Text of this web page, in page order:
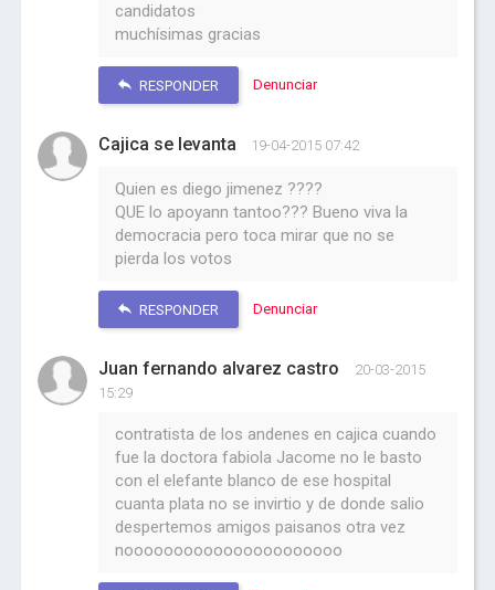
candidatos
muchísimas gracias
RESPONDER Denunciar
Cajica se levanta 19-04-2015 07:42
Quien es diego jimenez ????
QUE lo apoyann tantoo??? Bueno viva la
democracia pero toca mirar que no se
pierda los votos
RESPONDER Denunciar
Juan fernando alvarez castro
20-03-2015
15:29
contratista de los andenes en cajica cuando
fue la doctora fabiola Jacome no le basto
con el elefante blanco de ese hospital
cuanta plata no se invirtio y de donde salio
despertemos amigos paisanos otra vez
noooooooooooooooooooooo